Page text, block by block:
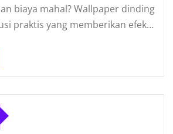
biaya mahal? Wallpaper dinding
praktis yang memberikan efek…